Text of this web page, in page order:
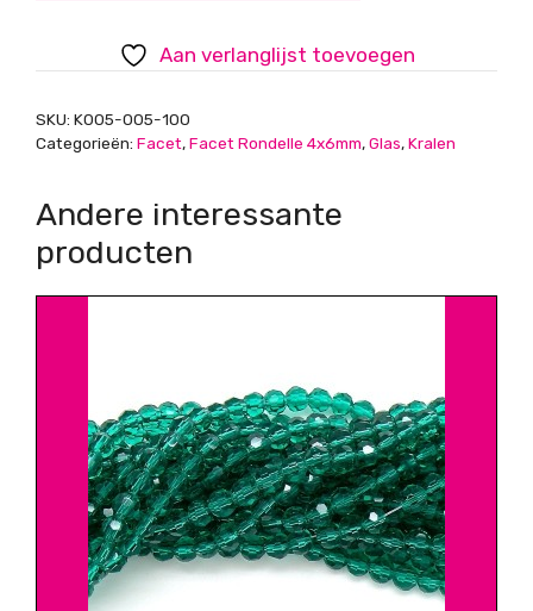
4x6mm,
Opal
Rose
Aan verlanglijst toevoegen
SKU: K005-005-100
Categorieën: Facet,Facet Rondelle 4x6mm,Glas,Kralen
Andere interessante
producten